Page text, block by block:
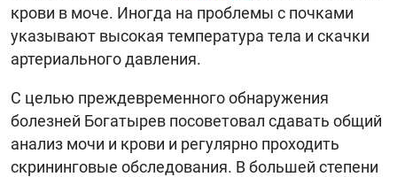
крови в моче. Иногда на проблемы с почками
указывают высокая температура тела и скачки
артериального давления.
С целью преждевременного обнаружения
болезней Богатырев посоветовал сдавать общий
анализ мочи и крови и регулярно проходить
скрининговые обследования. В большей степени